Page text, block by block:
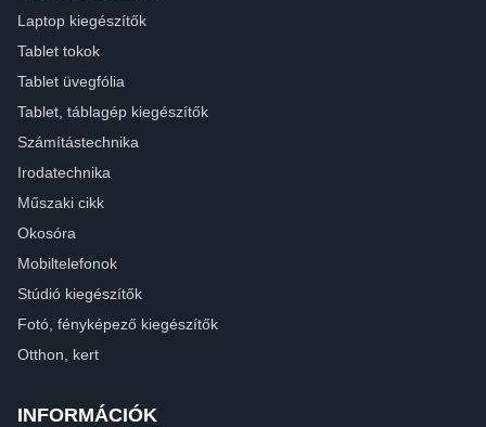
Laptop kiegészítők
Tablet tokok
Tablet üvegfólia
Tablet, táblagép kiegészítők
Számítástechnika
Irodatechnika
Műszaki cikk
Okosóra
Mobiltelefonok
Stúdió kiegészítők
Fotó, fényképező kiegészítők
Otthon, kert
INFORMÁCIÓK